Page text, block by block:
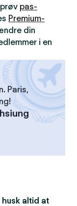
pas-
Premium-
din
i en
Paris,
altid at